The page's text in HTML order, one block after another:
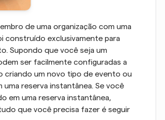
de uma organização com uma
construído exclusivamente para
Supondo que você seja um
ser facilmente configuradas a
criando um novo tipo de evento ou
reserva instantânea. Se você
em uma reserva instantânea,
que você precisa fazer é seguir